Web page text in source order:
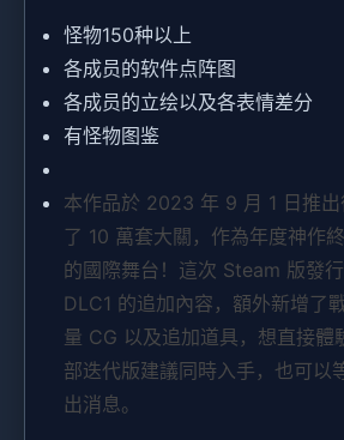
怪物150种以上
各成员的软件点阵图
各成员的立绘以及各表情差分
有怪物图鉴
本作品於 2023 年 9 月 1 日推出
了 10 萬套大關，作為年度神作
的國際舞台！這次 Steam 版發
DLC1 的追加內容，額外新增了
量 CG 以及追加道具，想直接體
部迭代版建議同時入手，也可以
出消息。